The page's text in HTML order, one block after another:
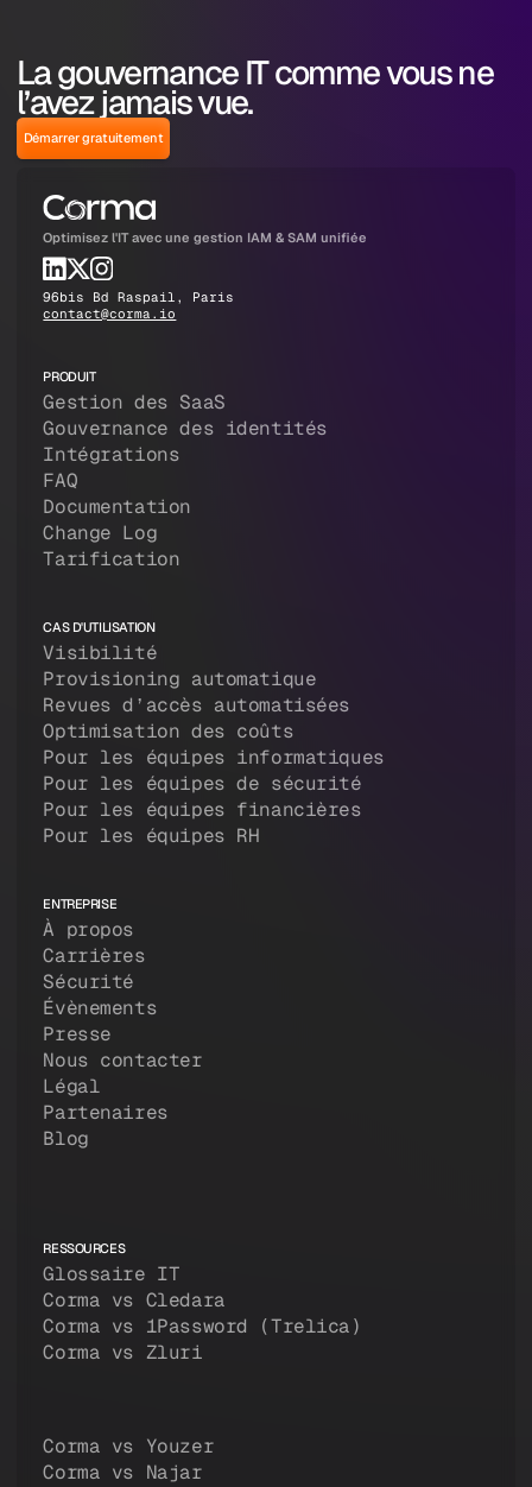
La gouvernance IT comme vous ne
l’avez jamais vue.
Démarrer gratuitement
Optimisez l'IT avec une gestion IAM & SAM unifiée
96bis Bd Raspail, Paris
contact@corma.io
PRODUIT
Gestion des SaaS
Gouvernance des identités
Intégrations
FAQ
Documentation
Change Log
Tarification
CAS D'UTILISATION
Visibilité
Provisioning automatique
Revues d’accès automatisées
Optimisation des coûts
Pour les équipes informatiques
Pour les équipes de sécurité
Pour les équipes financières
Pour les équipes RH
ENTREPRISE
À propos
Carrières
Sécurité
Évènements
Presse
Nous contacter
Légal
Partenaires
Blog
RESSOURCES
Glossaire IT
Corma vs Cledara
Corma vs 1Password (Trelica)
Corma vs Zluri
Corma vs Youzer
Corma vs Najar